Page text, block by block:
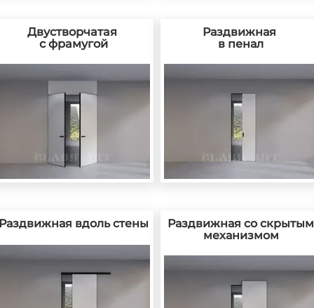
Двустворчатая
с фрамугой
Раздвижная
в пенал
вдоль стены
Раздвижная со скрытым
механизмом